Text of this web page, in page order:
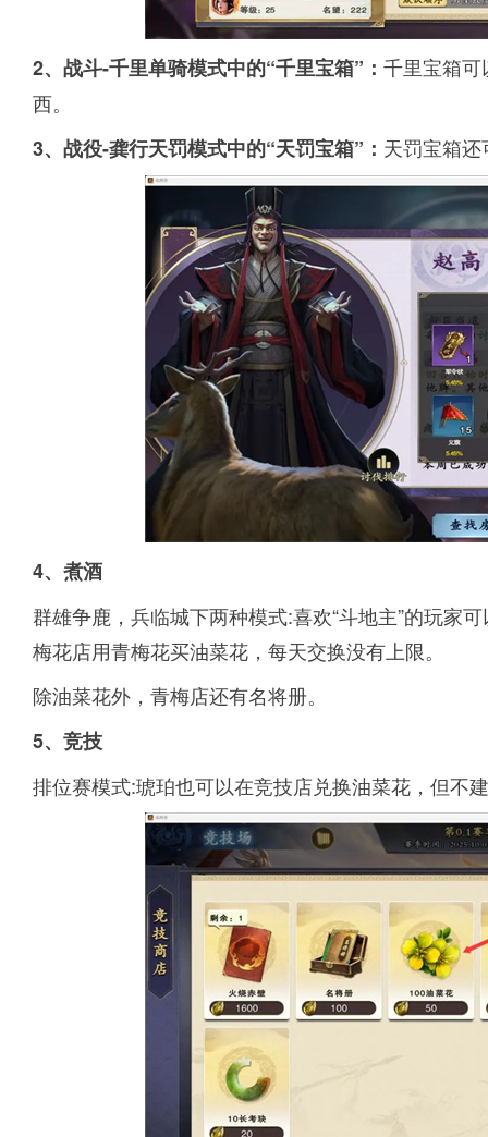
2、战斗-千里单骑模式中的“千里宝箱”： 千里宝箱
西。
3、战役-龚行天罚模式中的“天罚宝箱”： 天罚宝箱
4、煮酒
群雄争鹿，兵临城下两种模式:喜欢“斗地主”的玩家
梅花店用青梅花买油菜花，每天交换没有上限。
除油菜花外，青梅店还有名将册。
5、竞技
排位赛模式:琥珀也可以在竞技店兑换油菜花，但不